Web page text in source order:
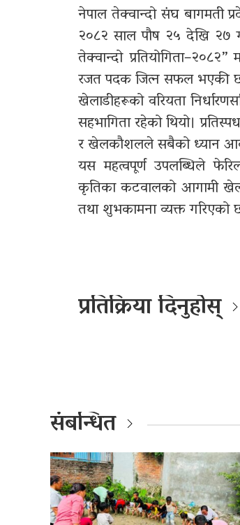
नेपाल तेक्वान्दो संघ बागमती
२०८२ साल पौष २५ देखि २७
तेक्वान्दो
रजत पदक जित्न सफल भएकी
खेलाडीहरूको वरियता
सहभागिता रहेको थियो।
र खेलकौशलले सबैको ध्यान
यस महत्वपूर्ण उपलब्धिले
कृतिका कटवालको आगामी खेल
तथा शुभकामना व्यक्त गरिएको
प्रतिक्रिया दिनुहोस्
संबन्धित